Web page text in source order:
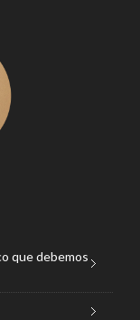
que debemos